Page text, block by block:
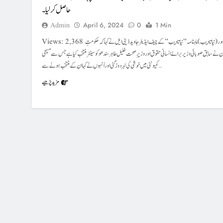
حاصل کر لیا۔
Admin April 6, 2024 0 1 Min
Views: 2,368 لاہور( نیاتادیب) ماہنامہ” نیا تادیب” کے چیف ایڈیٹر جاوید ڈینی ایل نے کہا کہ حکومتِ
نے سابق صوبائی وزیر برائے انسانی حقوق اور وزیر ِصحت خلیل طاہر سندھو کو سینٹر منتخب کیا ہے جس سے مسیحی
کمیونٹی میں خوشی کی لہر دوڑ گئی اور اُنہوں نے کہا ان کے منتخب ہونے سے…
مزید پڑھیے